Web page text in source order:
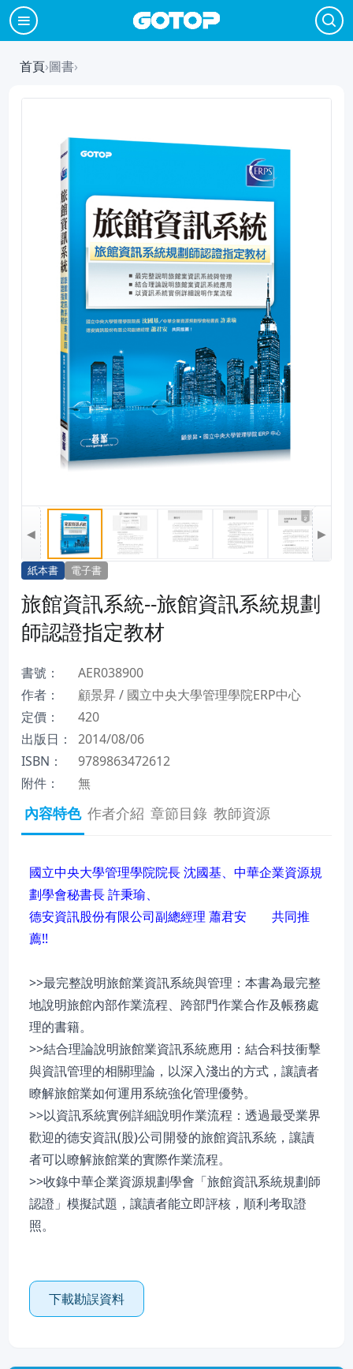
首頁›圖書›
◀ ▶
紙本書 電子書
旅館資訊系統--旅館資訊系統規劃
師認證指定教材
書號：
AER038900
作者：
顧景昇 / 國立中央大學管理學院ERP中心
定價：
420
出版日：
2014/08/06
ISBN：
9789863472612
附件：
無
內容特色 作者介紹 章節目錄 教師資源
國立中央大學管理學院院長 沈國基、中華企業資源規
劃學會秘書長 許秉瑜、
德安資訊股份有限公司副總經理 蕭君安 共同推
薦!!
>>最完整說明旅館業資訊系統與管理：本書為最完整
地說明旅館內部作業流程、跨部門作業合作及帳務處
理的書籍。
>>結合理論說明旅館業資訊系統應用：結合科技衝擊
與資訊管理的相關理論，以深入淺出的方式，讓讀者
瞭解旅館業如何運用系統強化管理優勢。
>>以資訊系統實例詳細說明作業流程：透過最受業界
歡迎的德安資訊(股)公司開發的旅館資訊系統，讓讀
者可以瞭解旅館業的實際作業流程。
>>收錄中華企業資源規劃學會「旅館資訊系統規劃師
認證」模擬試題，讓讀者能立即評核，順利考取證
照。
下載勘誤資料